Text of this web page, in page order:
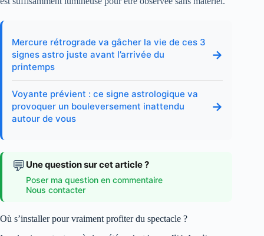
Mercure rétrograde va gâcher la vie de ces 3
signes astro juste avant l’arrivée du
printemps
→
Voyante prévient : ce signe astrologique va
provoquer un bouleversement inattendu
autour de vous
→
💬 Une question sur cet article ?
Poser ma question en commentaire
Nous contacter
Où s’installer pour vraiment profiter du spectacle ?